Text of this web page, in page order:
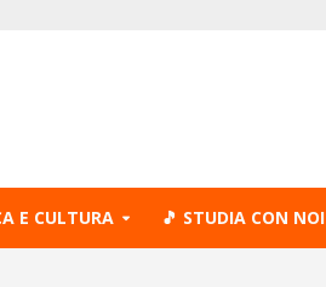
E CULTURA 🎵 STUDIA CON NOI